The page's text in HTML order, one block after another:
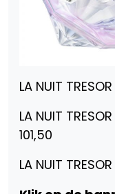
LA NUIT
LA NUIT
101,50
LA NUIT